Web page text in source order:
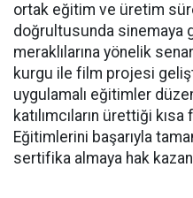
ortak eğitim ve üretim
doğrultusunda sinemaya
meraklılarına yönelik
kurgu ile film projesi
uygulamalı eğitimler
katılımcıların ürettiği
Eğitimlerini başarıyla
sertifika almaya hak